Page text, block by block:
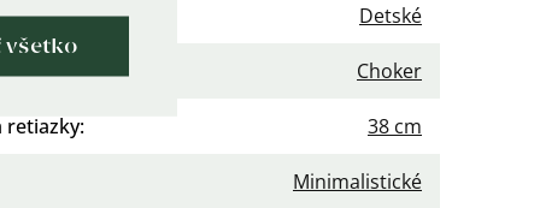
všetko
Detské
: Choker
retiazky: 38 cm
Minimalistické